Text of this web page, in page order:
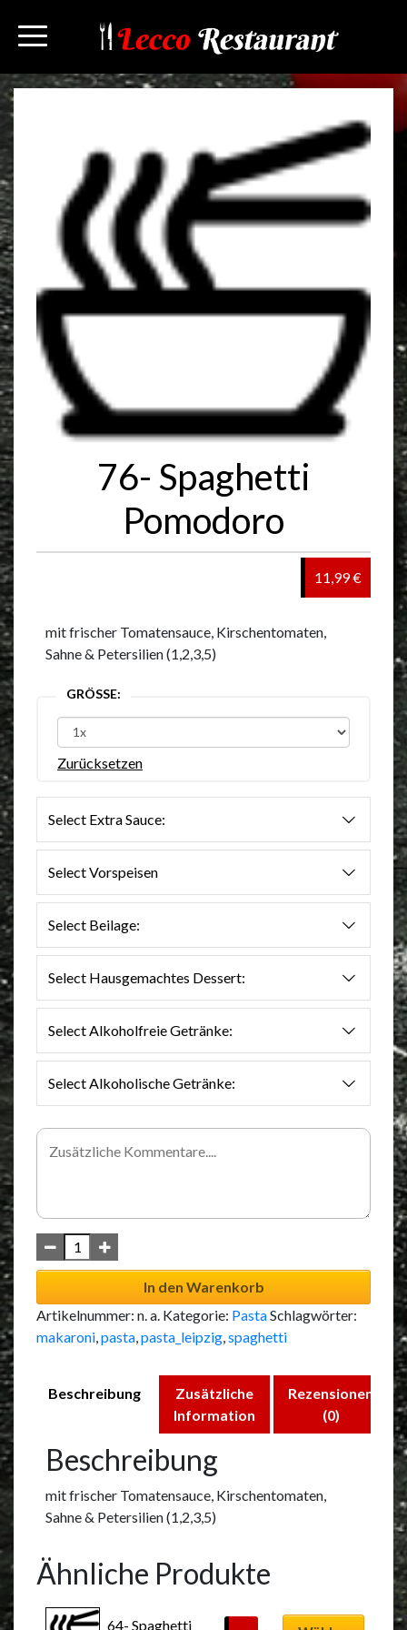
76- Spaghetti
Pomodoro
11,99 €
mit frischer Tomatensauce, Kirschentomaten,
Sahne & Petersilien (1,2,3,5)
GRÖSSE:
Zurücksetzen
Select Extra Sauce:
Select Vorspeisen
Select Beilage:
Select Hausgemachtes Dessert:
Select Alkoholfreie Getränke:
Select Alkoholische Getränke:
In den Warenkorb
Artikelnummer: n. a. Kategorie: PastaSchlagwörter:
makaroni pasta pasta_leipzig spaghetti
Beschreibung
Zusätzliche
Information
Rezensionen
(0)
Beschreibung
mit frischer Tomatensauce, Kirschentomaten,
Sahne & Petersilien (1,2,3,5)
Ähnliche Produkte
64- Spaghetti